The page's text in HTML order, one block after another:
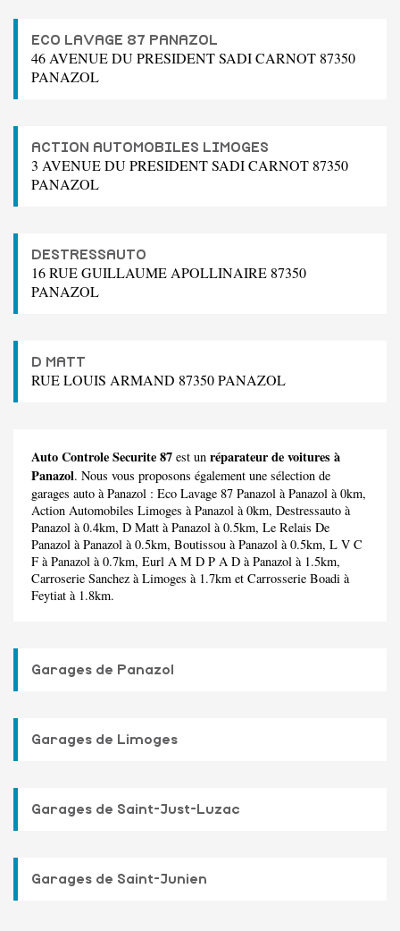
ECO LAVAGE 87 PANAZOL
46 AVENUE DU PRESIDENT SADI CARNOT 87350
PANAZOL
ACTION AUTOMOBILES LIMOGES
3 AVENUE DU PRESIDENT SADI CARNOT 87350
PANAZOL
DESTRESSAUTO
16 RUE GUILLAUME APOLLINAIRE 87350
PANAZOL
D MATT
RUE LOUIS ARMAND 87350 PANAZOL
Auto Controle Securite 87 est un réparateur de voitures à
Panazol. Nous vous proposons également une sélection de
garages auto à Panazol : Eco Lavage 87 Panazol à Panazol à 0km,
Action Automobiles Limoges à Panazol à 0km, Destressauto à
Panazol à 0.4km, D Matt à Panazol à 0.5km, Le Relais De
Panazol à Panazol à 0.5km, Boutissou à Panazol à 0.5km, L V C
F à Panazol à 0.7km, Eurl A M D P A D à Panazol à 1.5km,
Carroserie Sanchez à Limoges à 1.7km et Carrosserie Boadi à
Feytiat à 1.8km.
Garages de Panazol
Garages de Limoges
Garages de Saint-Just-Luzac
Garages de Saint-Junien